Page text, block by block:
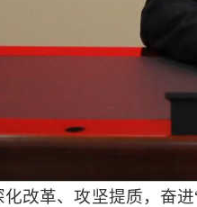
改革、攻坚提质，奋